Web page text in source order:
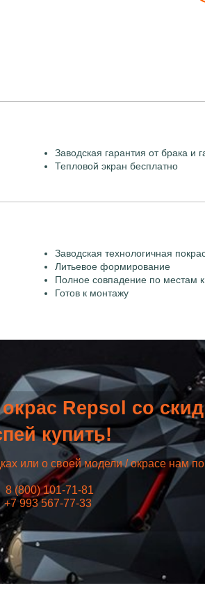
Заводская гарантия от брака и
Тепловой экран бесплатно
Заводская технологичная
Литьевое формирование
Полное совпадение по местам
Готов к монтажу
Repsol со
купить!
или о своей модели / окрасе нам
8 (800) 101-71-81
+7 993 567-77-33